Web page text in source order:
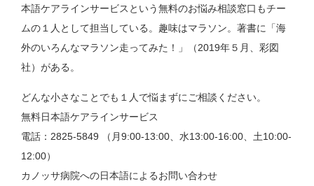
本語ケアラインサービスという無料のお悩み相談窓口もチー
ムの１人として担当している。趣味はマラソン。著書に「海
外のいろんなマラソン走ってみた！」（2019年５月、彩図
社）がある。
どんな小さなことでも１人で悩まずにご相談ください。
無料日本語ケアラインサービス
電話：2825-5849 （月9:00-13:00、水13:00-16:00、土10:00-
12:00）
カノッサ病院への日本語によるお問い合わせ